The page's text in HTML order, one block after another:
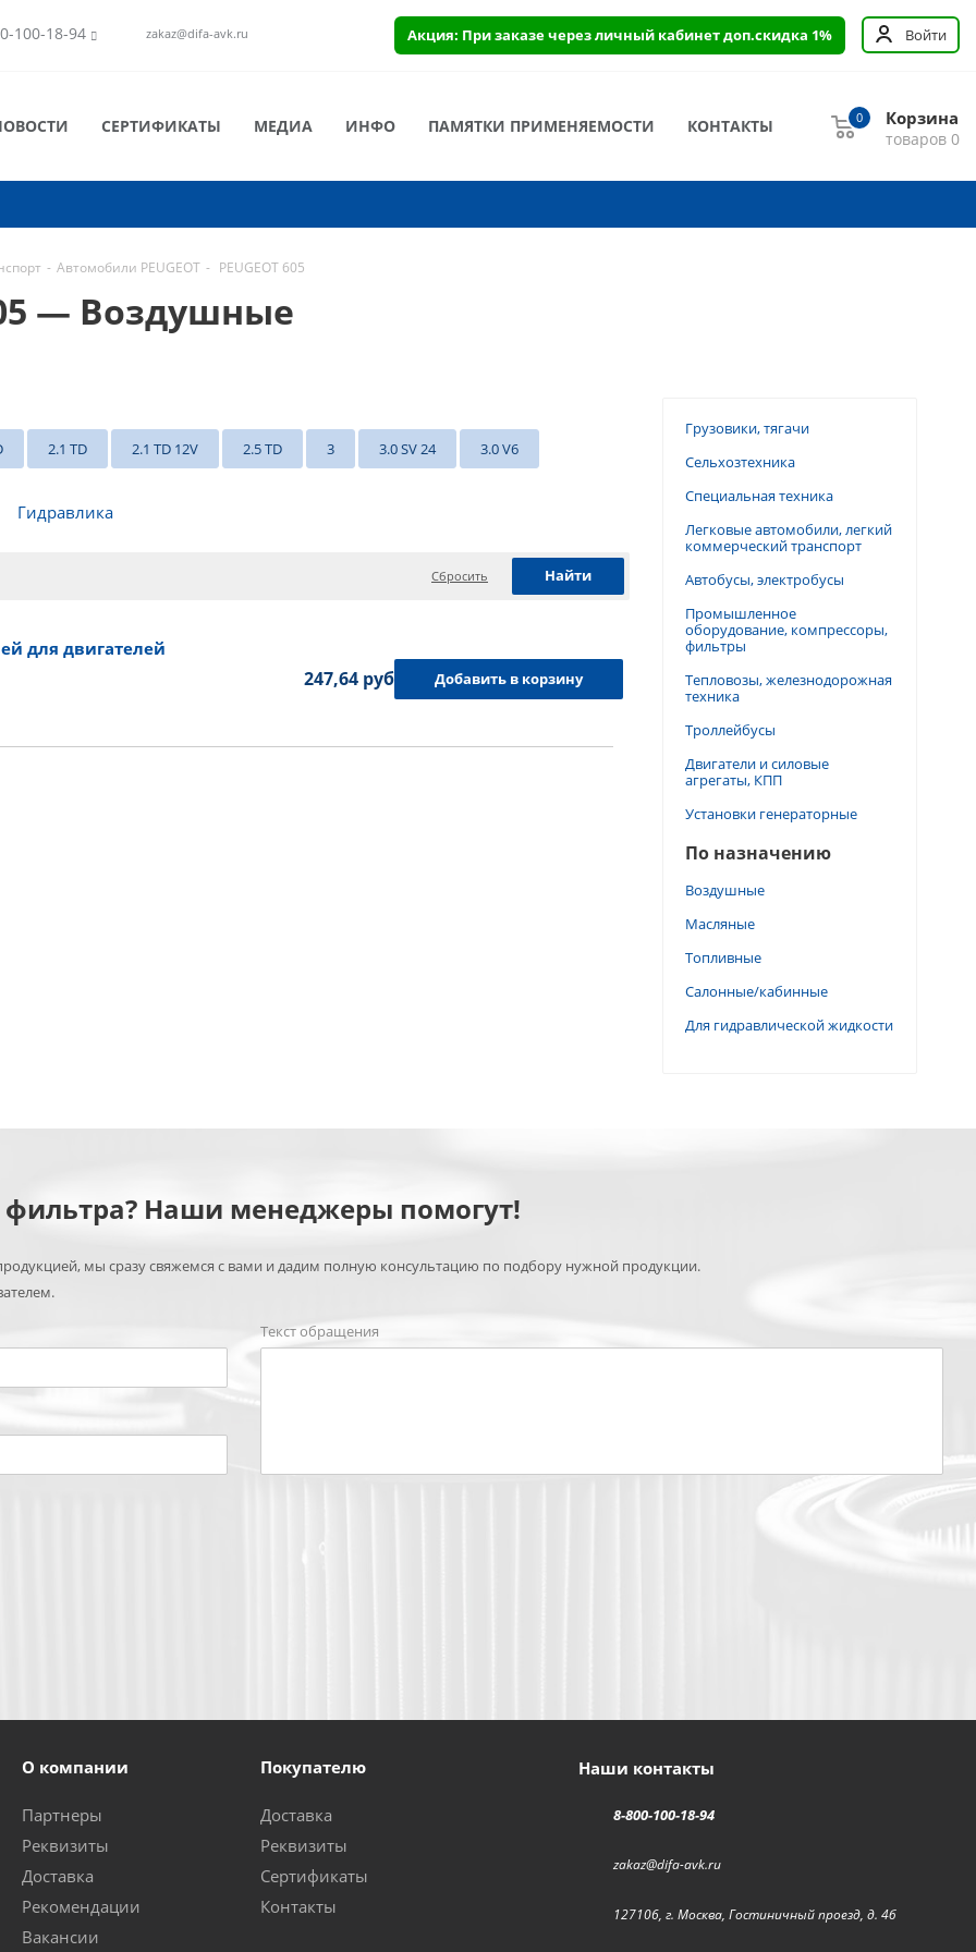
100-18-94 zakaz@difa-avk.ru Акция: При заказе через личный кабинет доп.скидка 1% Войти
СЕРТИФИКАТЫ МЕДИА ИНФО ПАМЯТКИ ПРИМЕНЯЕМОСТИ КОНТАКТЫ Корзина
товаров 0
0
- Автомобили PEUGEOT - PEUGEOT 605
— Воздушные
2.1 TD 2.1 TD 12V 2.5 TD 3 3.0 SV 24 3.0 V6
Гидравлика
Сбросить
для двигателей
247,64 руб. Добавить в корзину
Грузовики, тягачи
Сельхозтехника
Специальная техника
Легковые автомобили, легкий
коммерческий транспорт
Автобусы, электробусы
Промышленное
оборудование, компрессоры,
фильтры
Тепловозы, железнодорожная
техника
Троллейбусы
Двигатели и силовые
агрегаты, КПП
Установки генераторные
По назначению
Воздушные
Масляные
Топливные
Салонные/кабинные
Для гидравлической жидкости
Наши менеджеры помогут!
мы сразу свяжемся с вами и дадим полную консультацию по подбору нужной продукции.
Текст обращения
О компании
Партнеры
Реквизиты
Доставка
Рекомендации
Вакансии
Покупателю
Доставка
Реквизиты
Сертификаты
Контакты
Наши контакты
8-800-100-18-94
zakaz@difa-avk.ru
127106, г. Москва, Гостиничный проезд, д. 4б